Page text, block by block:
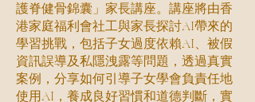
護脊健骨錦囊」家長講座。講座將由香
港家庭福利會社工與家長探討AI帶來的
學習挑戰，包括子女過度依賴AI、被假
資訊誤導及私隱洩露等問題，透過真實
案例，分享如何引導子女學會負責任地
使用AI，養成良好習慣和道德判斷，實